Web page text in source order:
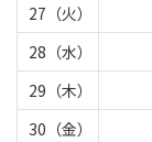
27（火）
28（水）
29（木）
30（金）